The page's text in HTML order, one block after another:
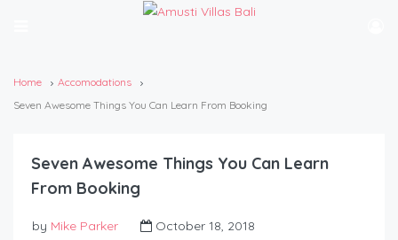
Home
Accomodations
Seven Awesome Things You Can Learn From Booking
Seven Awesome Things You Can Learn
From Booking
by Mike Parker
October 18, 2018